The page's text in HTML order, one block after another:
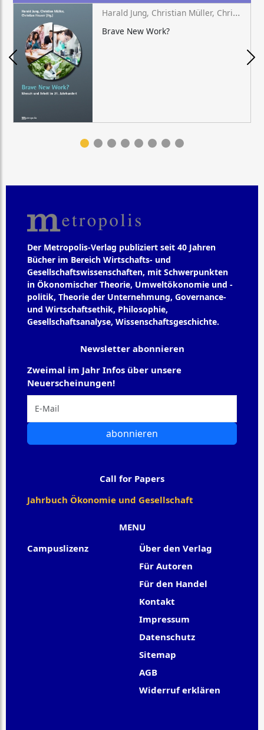
Harald Jung, Christian Müller, Christian Heuser (Hg.)
Brave New Work?
Der Metropolis-Verlag publiziert seit 40 Jahren
Bücher im Bereich Wirtschafts- und
Gesellschaftswissenschaften, mit Schwerpunkten
in Ökonomischer Theorie, Umweltökonomie und -
politik, Theorie der Unternehmung, Governance-
und Wirtschaftsethik, Philosophie,
Gesellschaftsanalyse, Wissenschaftsgeschichte.
MENU
Campuslizenz
Über den Verlag
Für Autoren
Für den Handel
Kontakt
Impressum
Datenschutz
Sitemap
AGB
Widerruf erklären
Newsletter abonnieren
Zweimal im Jahr Infos über unsere
Neuerscheinungen!
abonnieren
Call for Papers
Jahrbuch Ökonomie und Gesellschaft